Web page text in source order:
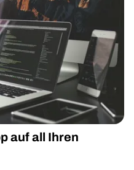
auf all Ihren